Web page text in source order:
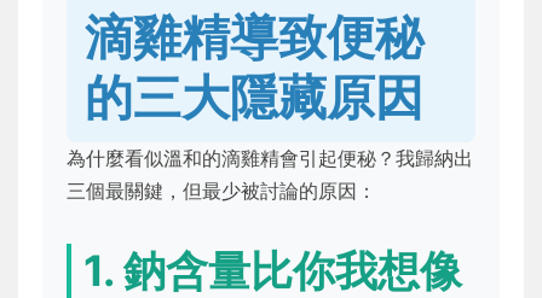
滴雞精導致便秘
的三大隱藏原因
為什麼看似溫和的滴雞精會引起便秘？我歸納出
三個最關鍵，但最少被討論的原因：
1. 鈉含量比你我想像